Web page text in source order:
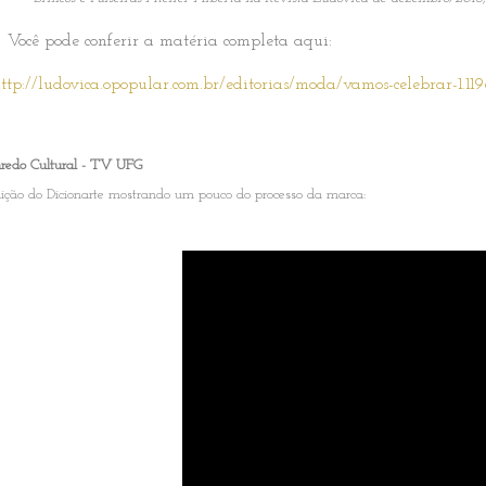
Você pode conferir a matéria completa aqui:
ludovica.opopular.com.br/editorias/moda/vamos-celebrar-
Cultural - TV UFG
do Dicionarte mostrando um pouco do processo da marca: